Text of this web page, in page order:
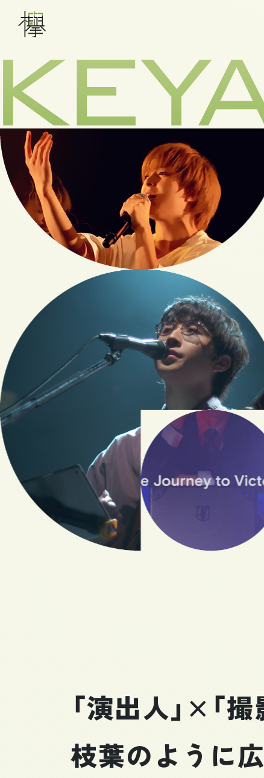
メインナビゲーション
WORKS
ABOUT US
SERVICE
「演出人」×「撮
枝葉のように